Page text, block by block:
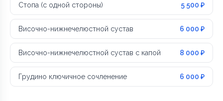
Стопа (с одной стороны) 5 500 ₽
Височно-нижнечелюстной сустав 6 000 ₽
Височно-нижнечелюстной сустав с капой 8 000 ₽
Грудино ключичное сочленение 6 000 ₽